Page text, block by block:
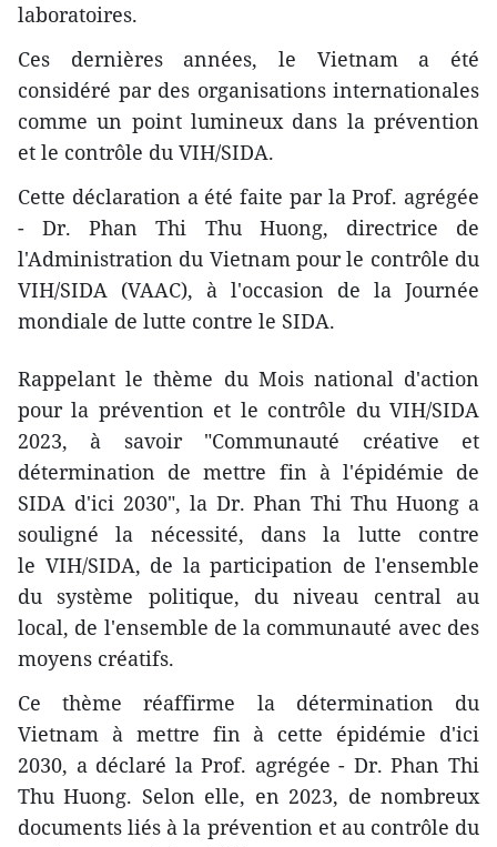
laboratoires.
Ces dernières années, le Vietnam a été
considéré par des organisations internationales
comme un point lumineux dans la prévention
et le contrôle du VIH/SIDA.
Cette déclaration a été faite par la Prof. agrégée
- Dr. Phan Thi Thu Huong, directrice de
l'Administration du Vietnam pour le contrôle du
VIH/SIDA (VAAC), à l'occasion de la Journée
mondiale de lutte contre le SIDA.
Rappelant le thème du Mois national d'action
pour la prévention et le contrôle du VIH/SIDA
2023, à savoir "Communauté créative et
détermination de mettre fin à l'épidémie de
SIDA d'ici 2030", la Dr. Phan Thi Thu Huong a
souligné la nécessité, dans la lutte contre
le VIH/SIDA, de la participation de l'ensemble
du système politique, du niveau central au
local, de l'ensemble de la communauté avec des
moyens créatifs.
Ce thème réaffirme la détermination du
Vietnam à mettre fin à cette épidémie d'ici
2030, a déclaré la Prof. agrégée - Dr. Phan Thi
Thu Huong. Selon elle, en 2023, de nombreux
documents liés à la prévention et au contrôle du